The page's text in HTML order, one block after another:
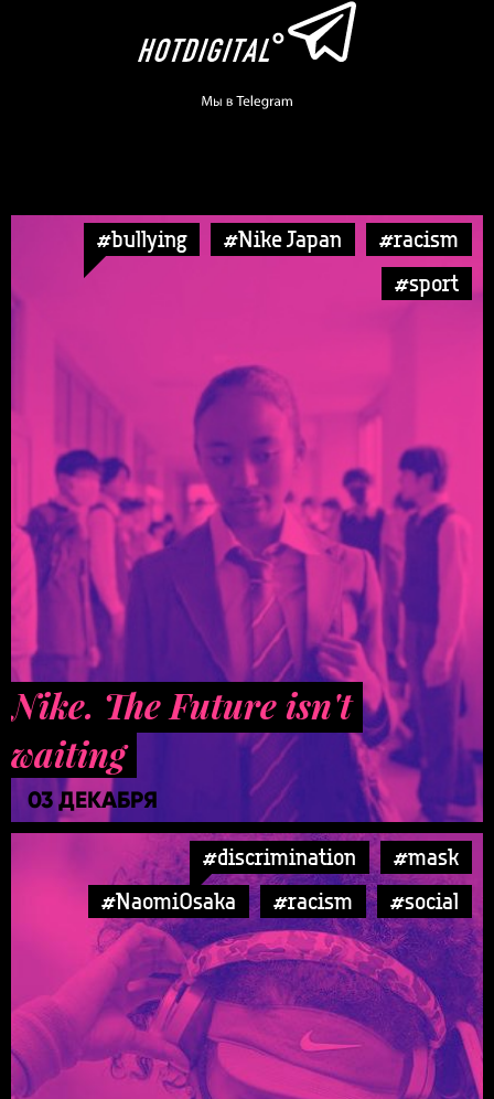
#bullying #Nike Japan
#racism
#sport
Nike. The Future isn't
waiting
03 ДЕКАБРЯ
#discrimination
#mask
#NaomiOsaka
#racism #social